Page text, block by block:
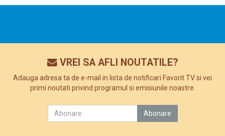
VREI SA AFLI NOUTATILE?
Adauga adresa ta de e-mail in lista de notificari Favorit TV si vei
primi noutati privind programul si emisiunile noastre.